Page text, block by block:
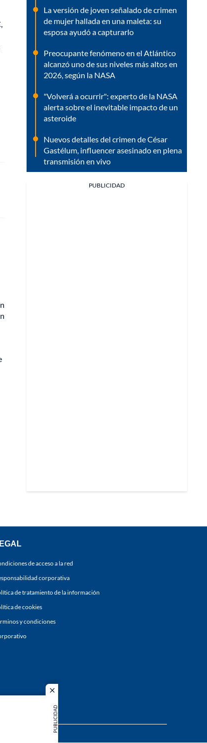
close
PUBLICIDAD
La versión de joven señalado de crimen
de mujer hallada en una maleta: su
esposa ayudó a capturarlo
Preocupante fenómeno en el Atlántico
alcanzó uno de sus niveles más altos en
2026, según la NASA
"Volverá a ocurrir": experto de la NASA
alerta sobre el inevitable impacto de un
asteroide
Nuevos detalles del crimen de César
Gastélum, influencer asesinado en plena
transmisión en vivo
PUBLICIDAD
de acceso a la red
corporativa
de tratamiento de la información
de cookies
y condiciones